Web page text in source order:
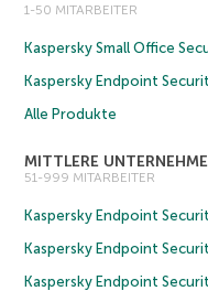
1-50 MITARBEITER
Kaspersky Small Office
Kaspersky Endpoint
Alle Produkte
MITTLERE
51-999 MITARBEITER
Kaspersky Endpoint
Kaspersky Endpoint
Kaspersky Endpoint